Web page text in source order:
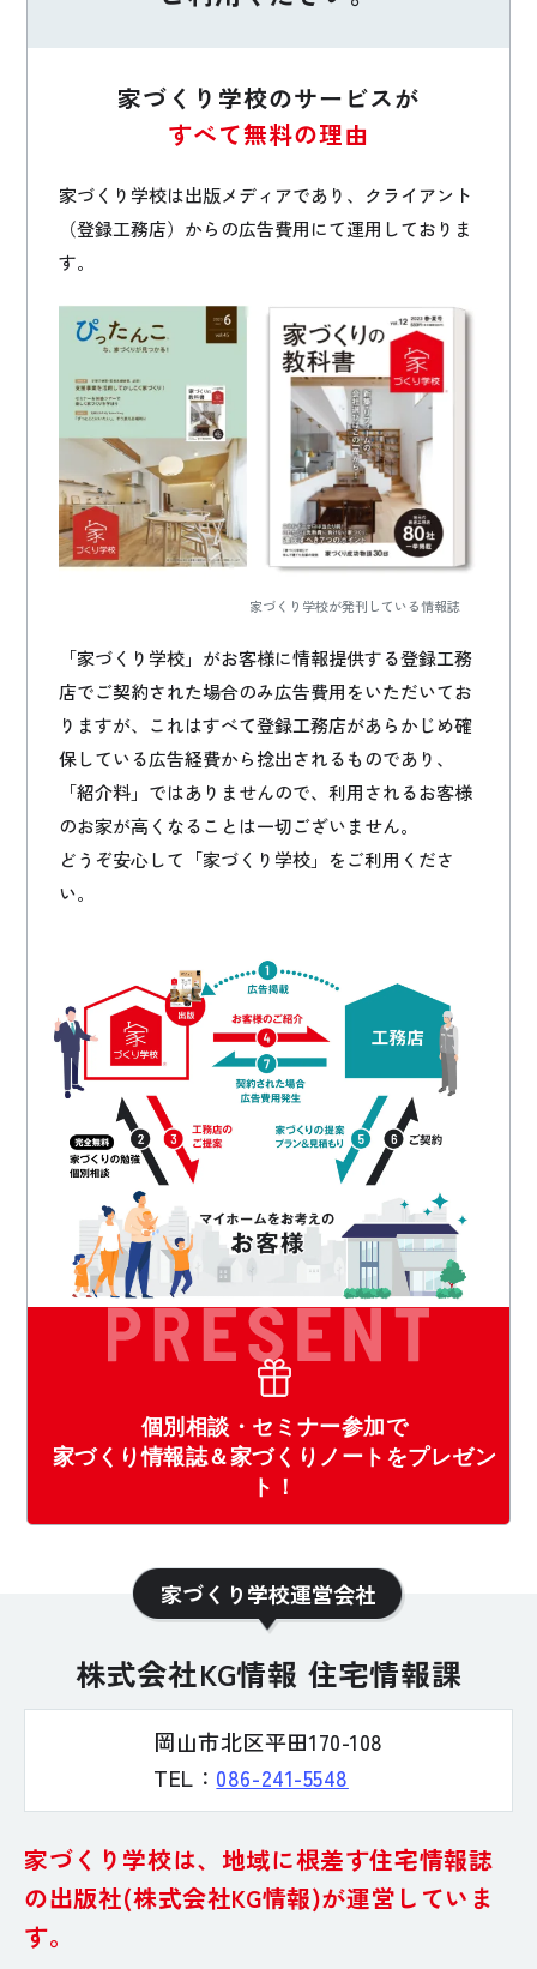
家づくり学校のサービスが
すべて無料の理由
家づくり学校は出版メディアであり、クライアント
（登録工務店）からの広告費用にて運用しておりま
す。
家づくり学校が発刊している情報誌
「家づくり学校」がお客様に情報提供する登録工務
店でご契約された場合のみ広告費用をいただいてお
りますが、これはすべて登録工務店があらかじめ確
保している広告経費から捻出されるものであり、
「紹介料」ではありませんので、利用されるお客様
のお家が高くなることは一切ございません。
どうぞ安心して「家づくり学校」をご利用くださ
い。
個別相談・セミナー参加で
家づくり情報誌＆家づくりノートをプレゼン
ト！
家づくり学校運営会社
株式会社KG情報 住宅情報課
岡山市北区平田170-108
TEL： 086-241-5548
家づくり学校は、地域に根差す住宅情報誌
の出版社(株式会社KG情報)が運営していま
す。